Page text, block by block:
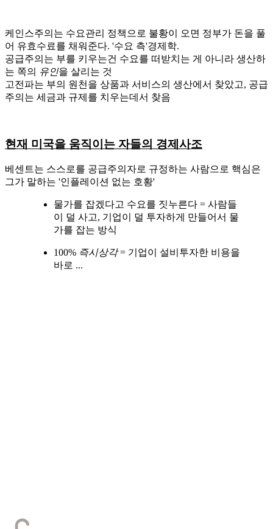
케인스주의는 수요관리 정책으로 불황이 오면 정부가 돈을 풀
어 유효수료를 채워준다. '수요 측'경제학.
공급주의는 부를 키우는건 수요를 떠받치는 게 아니라 생산하
는 쪽의 유인을 살리는 것
고전파는 부의 원천을 상품과 서비스의 생산에서 찾았고, 공급
주의는 세금과 규제를 치우는데서 찾음
현재 미국을 움직이는 자들의 경제사조
베센트는 스스로를 공급주의자로 규정하는 사람으로 핵심은
그가 말하는 '인플레이션 없는 호황'
물가를 잡겠다고 수요를 짓누른다 = 사람들
이 덜 사고, 기업이 덜 투자하게 만들어서 물
가를 잡는 방식
100% 즉시상각= 기업이 설비투자한 비용을
바로 ...